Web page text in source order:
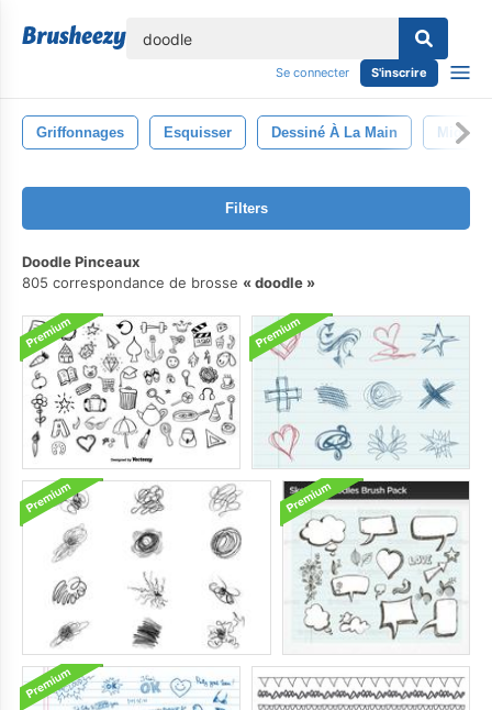
Se connecter S'inscrire
Griffonnages Esquisser Dessiné À La Main
Filters
Doodle Pinceaux
805 correspondance de brosse
doodle